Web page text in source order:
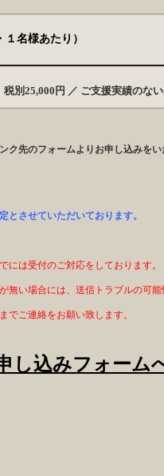
スト代含む・
別25,000円 ／ ご支援実績のな
ク先のフォームよりお申し込みを
とさせていただいております。
には受付のご対応をしております。
無い場合には、送信トラブルの可能
でご連絡をお願い致します。
し込みフォーム